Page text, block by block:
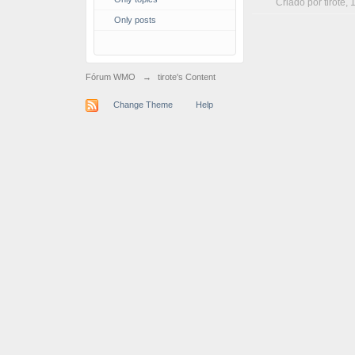
Only posts
Criado por tirote,
Fórum WMO → tirote's Content
Change Theme Help